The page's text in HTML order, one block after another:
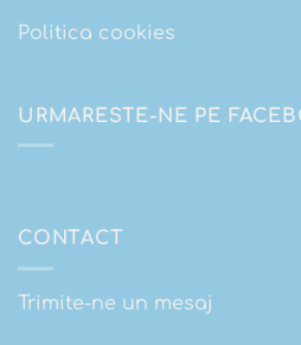
Politica cookies
URMARESTE-NE PE
CONTACT
Trimite-ne un mesaj